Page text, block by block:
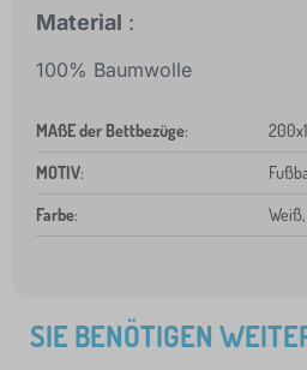
Material :
100% Baumwolle
MAßE der Bettbezüge:
MOTIV:
Farbe:
SIE BENÖTIGEN